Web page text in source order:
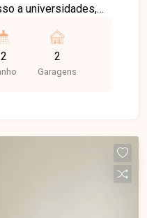
a universidades,
78 m² de área
ampla, 3 quartos
da suíte com
à cozinha. O
2 vagas de
conforto e
sua visita para
2 2
Garagens